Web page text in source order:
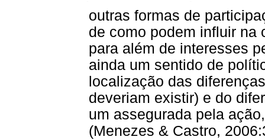
outras formas de
de como podem influir na
para além de interesses
ainda um sentido de
localização das
deveriam existir) e do
um assegurada pela
(Menezes & Castro,